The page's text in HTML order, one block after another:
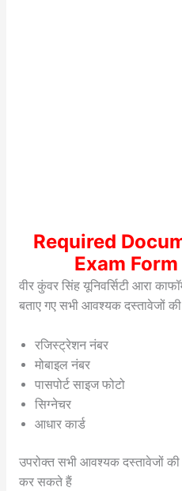
Required
Exam
वीर कुंवर सिंह यूनिवर्सिटी आरा
बताए गए सभी आवश्यक दस्तावेजों की
रजिस्ट्रेशन नंबर
मोबाइल नंबर
पासपोर्ट साइज फोटो
सिग्नेचर
आधार कार्ड
उपरोक्त सभी आवश्यक दस्तावेजों
कर सकते हैं